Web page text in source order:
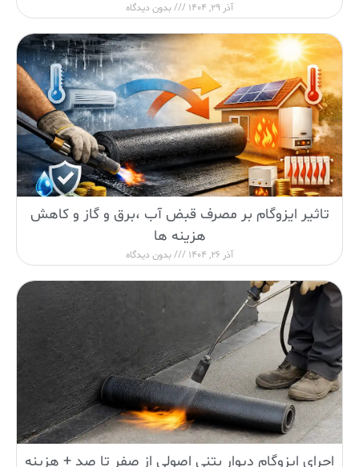
آذر 29, 1404 بدون دیدگاه
تاثیر ایزوگام بر مصرف قبض آب ،برق و گاز و کاهش
هزینه ها
آذر 26, 1404 بدون دیدگاه
اجرای ایزوگام دیوار بتنی اصولی از صفر تا صد + هزینه